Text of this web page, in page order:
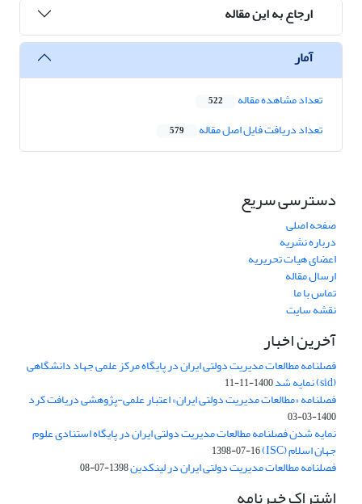
ارجاع به این مقاله
آمار
تعداد مشاهده مقاله 522
تعداد دریافت فایل اصل مقاله 579
دسترسی سریع
صفحه اصلی
درباره نشریه
اعضای هیات تحریریه
ارسال مقاله
تماس با ما
نقشه سایت
آخرین اخبار
فصلنامه مطالعات مدیریت دولتی ایران در پایگاه مرکز علمی جهاد دانشگاهی
(sid) نمایه شد 1400-11-11
فصلنامه «مطالعات مدیریت دولتی ایران» اعتبار علمی-پژوهشی دریافت کرد
1400-03-03
نمایه شدن فصلنامه مطالعات مدیریت دولتی ایران در پایگاه استنادی علوم
جهان اسلام (ISC) 1398-07-16
فصلنامه مطالعات مدیریت دولتی ایران در لینکدین1398-07-08